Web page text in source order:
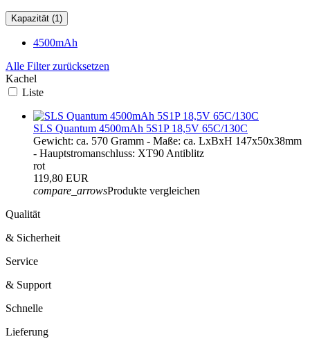
Kapazität (1)
4500mAh
Alle Filter zurücksetzen
Kachel
Liste
SLS Quantum 4500mAh 5S1P 18,5V 65C/130C
Gewicht: ca. 570 Gramm - Maße: ca. LxBxH 147x50x38mm
- Hauptstromanschluss: XT90 Antiblitz
rot
119,80 EUR
compare_arrowsProdukte vergleichen
Qualität
& Sicherheit
Service
& Support
Schnelle
Lieferung